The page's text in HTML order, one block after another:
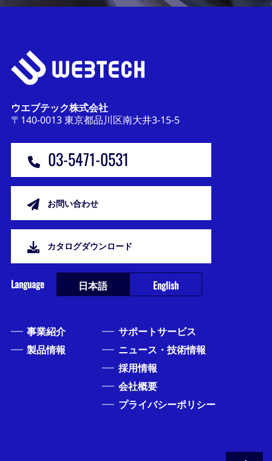
ウエブテック株式会社
〒140-0013 東京都品川区南大井3-15-5
03-5471-0531
お問い合わせ
カタログダウンロード
Language 日本語 English
事業紹介
製品情報
サポートサービス
ニュース・技術情報
採用情報
会社概要
プライバシーポリシー